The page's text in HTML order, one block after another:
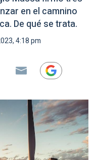
en el camnino
De qué se trata.
4:18 pm